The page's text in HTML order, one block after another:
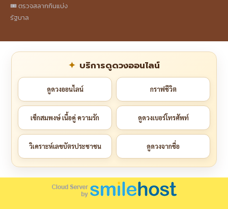
🎟️ ตรวจสลากกินแบ่ง
รัฐบาล
บริการดูดวงออนไลน์
ดูดวงออนไลน์ กราฟชีวิต
เช็กสมพงษ์ เนื้อคู่ ความรัก ดูดวงเบอร์โทรศัพท์
วิเคราะห์เลขบัตรประชาชน ดูดวงจากชื่อ